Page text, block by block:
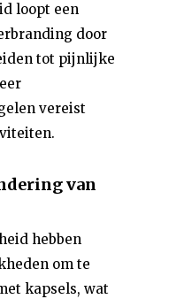
loopt een
door
tot pijnlijke
vereist
van
hebben
om te
kapsels, wat